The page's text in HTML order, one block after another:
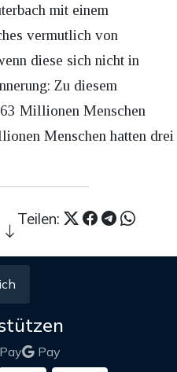
mit einem
vermutlich von
diese sich nicht in
Zu diesem
Millionen Menschen
Menschen hatten drei
Teilen:
Pay
Pay